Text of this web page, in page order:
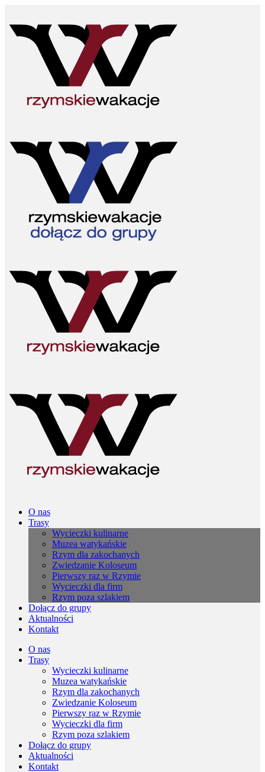
O nas
Trasy
Wycieczki kulinarne
Muzea watykańskie
Rzym dla zakochanych
Zwiedzanie Koloseum
Pierwszy raz w Rzymie
Wycieczki dla firm
Rzym poza szlakiem
Dołącz do grupy
Aktualności
Kontakt
O nas
Trasy
Wycieczki kulinarne
Muzea watykańskie
Rzym dla zakochanych
Zwiedzanie Koloseum
Pierwszy raz w Rzymie
Wycieczki dla firm
Rzym poza szlakiem
Dołącz do grupy
Aktualności
Kontakt